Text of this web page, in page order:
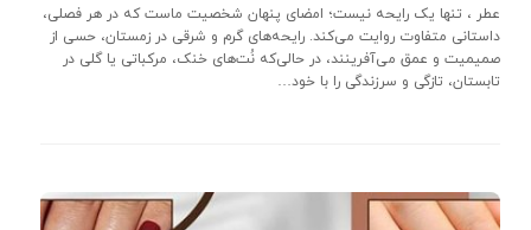
عطر ، تنها یک رایحه نیست؛ امضای پنهان شخصیت ماست که در هر فصلی،
داستانی متفاوت روایت می‌کند. رایحه‌های گرم و شرقی در زمستان، حسی از
صمیمیت و عمق می‌آفرینند، در حالی‌که نُت‌های خنک، مرکباتی یا گلی در
تابستان، تازگی و سرزندگی را با خود…